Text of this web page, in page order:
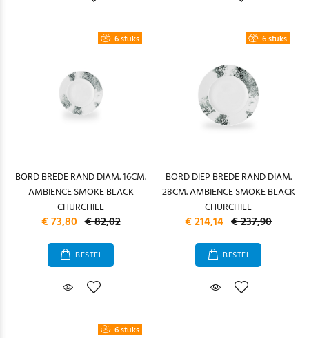
6 stuks
BORD BREDE RAND DIAM. 16CM.
AMBIENCE SMOKE BLACK
CHURCHILL
€ 73,80 € 82,02
BESTEL
6 stuks
BORD DIEP BREDE RAND DIAM.
28CM. AMBIENCE SMOKE BLACK
CHURCHILL
€ 214,14 € 237,90
BESTEL
6 stuks